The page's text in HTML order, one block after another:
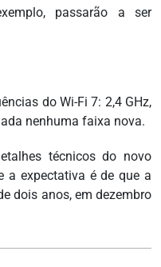
passarão a ser
do Wi-Fi 7: 2,4 GHz,
nenhuma faixa nova.
técnicos do novo
a expectativa é de que a
dois anos, em dezembro